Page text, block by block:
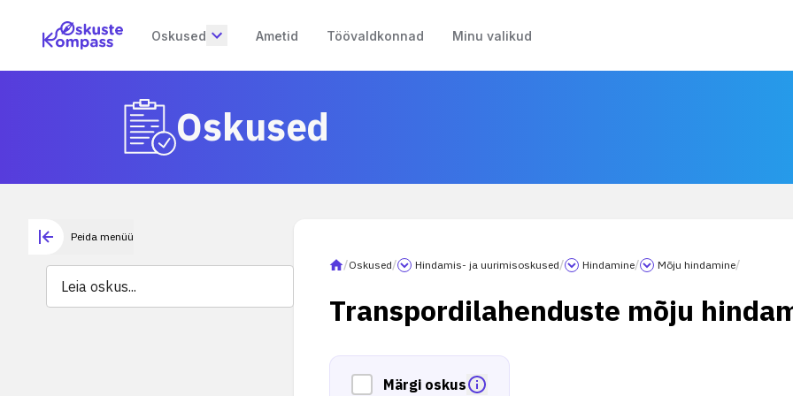
Oskused Ametid Töövaldkonnad Minu valikud
Oskused
Peida menüü
/Oskused/ Hindamis- ja uurimisoskused/ Hindamine/ Mõju hindamine/
Transpordilahenduste mõju
Märgi oskus